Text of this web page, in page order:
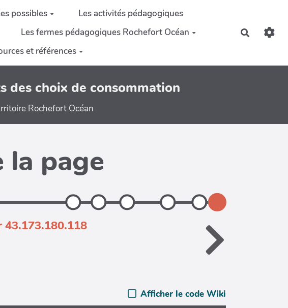
possibles
Les activités pédagogiques
Les fermes pédagogiques Rochefort Océan
et références
des choix de consommation
Rochefort Océan
la page
43.173.180.118
Afficher le code Wiki